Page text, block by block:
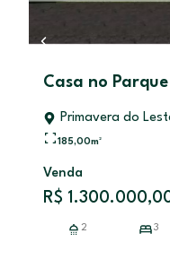
Casa no
Primavera do
185,00m²
Venda
R$
2 3